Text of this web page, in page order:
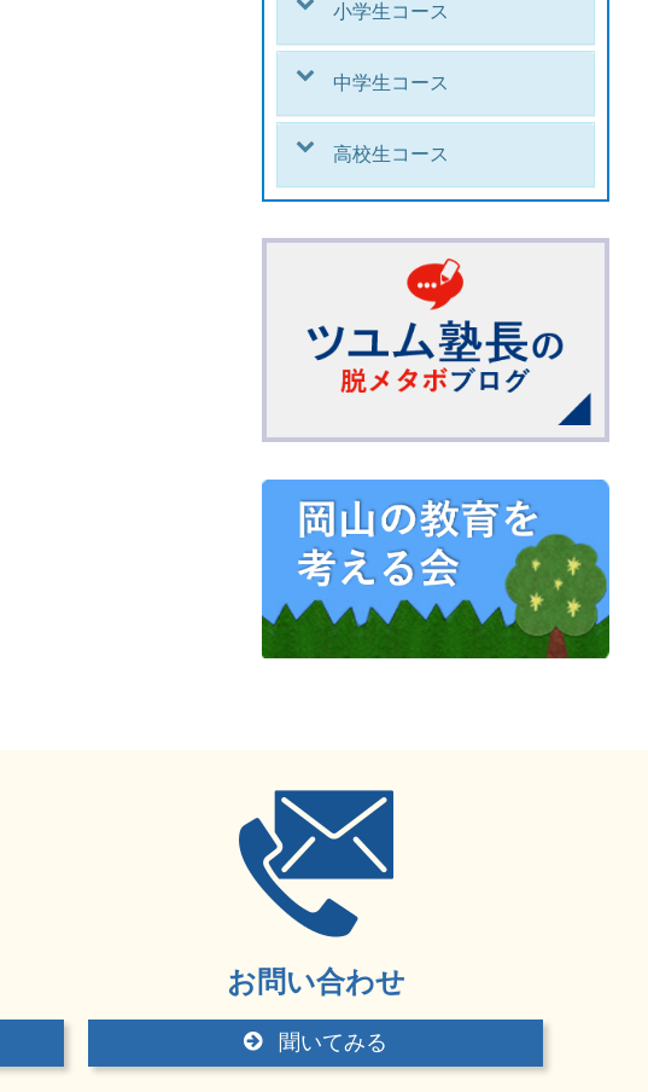
小学生コース
中学生コース
高校生コース
お問い合わせ
聞いてみる